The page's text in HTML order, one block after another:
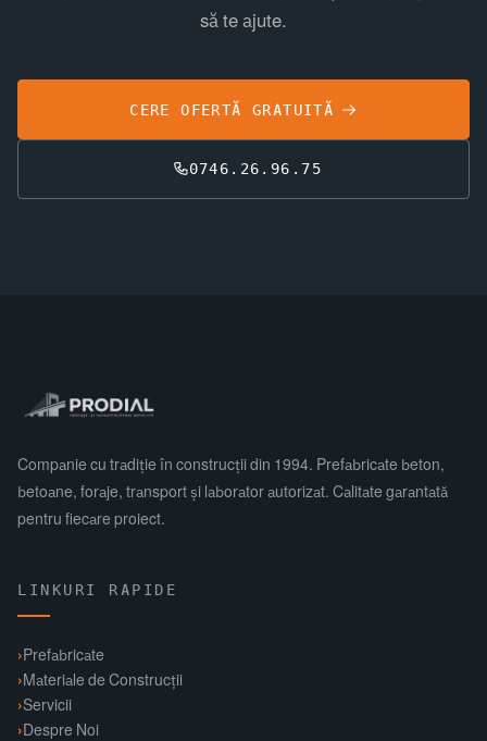
să te ajute.
CERE OFERTĂ GRATUITĂ
0746.26.96.75
Companie cu tradiție în construcții din 1994. Prefabricate beton,
betoane, foraje, transport și laborator autorizat. Calitate garantată
pentru fiecare proiect.
LINKURI RAPIDE
Prefabricate
Materiale de Construcții
Servicii
Despre Noi